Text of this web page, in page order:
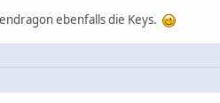
ebenfalls die Keys.